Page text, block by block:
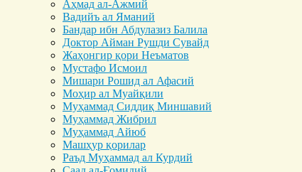
Аҳмад ал-Ажмий
Вадийъ ал Яманий
Бандар ибн Абдулазиз Балила
Доктор Айман Рушди Сувайд
Жаҳонгир қори Неъматов
Мустафо Исмоил
Мишари Рошид ал Афасий
Моҳир ал Муайқили
Муҳаммад Cиддиқ Миншавий
Муҳаммад Жибрил
Муҳаммад Айюб
Машҳур қорилар
Раъд Муҳаммад ал Курдий